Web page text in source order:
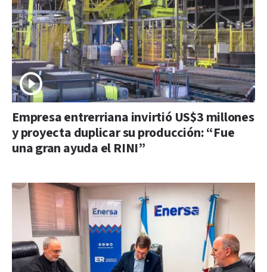
Empresa entrerriana invirtió US$3 millones
y proyecta duplicar su producción: “Fue
una gran ayuda el RINI”